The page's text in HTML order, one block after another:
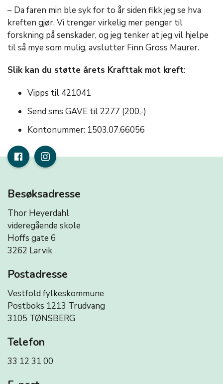
– Da faren min ble syk for to år siden fikk jeg se hva
kreften gjør. Vi trenger virkelig mer penger til
forskning på senskader, og jeg tenker at jeg vil hjelpe
til så mye som mulig, avslutter Finn Gross Maurer.
Slik kan du støtte årets Krafttak mot kreft:
Vipps til 421041
Send sms GAVE til 2277 (200,-)
Kontonummer: 1503.07.66056
Besøksadresse
Thor Heyerdahl
videregående skole
Hoffs gate 6
3262 Larvik
Postadresse
Vestfold fylkeskommune
Postboks 1213 Trudvang
3105 TØNSBERG
Telefon
33 12 31 00